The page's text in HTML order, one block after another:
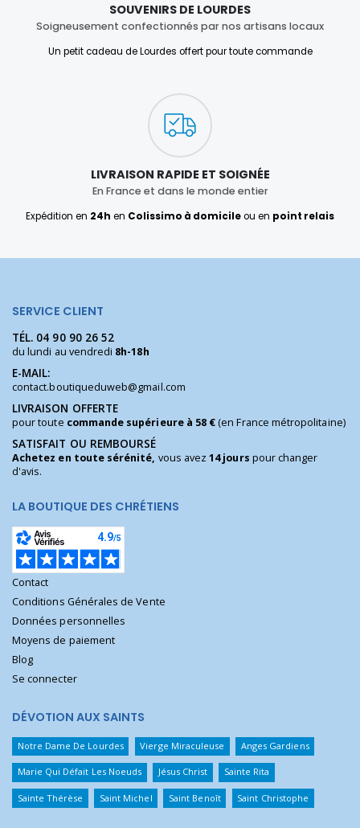
SOUVENIRS DE LOURDES
Soigneusement confectionnés par nos artisans locaux
Un petit cadeau de Lourdes offert pour toute commande
LIVRAISON RAPIDE ET SOIGNÉE
En France et dans le monde entier
Expédition en 24h en Colissimo à domicileou en point relais
SERVICE CLIENT
TÉL. 04 90 90 26 52
du lundi au vendredi 8h-18h
E-MAIL:
contact.boutiqueduweb@gmail.com
LIVRAISON OFFERTE
pour toute commande supérieure à 58 €(en France métropolitaine)
SATISFAIT OU REMBOURSÉ
Achetez en toute sérénité, vous avez14 jours pour changer
d'avis.
LA BOUTIQUE DES CHRÉTIENS
Contact
Conditions Générales de Vente
Données personnelles
Moyens de paiement
Blog
Se connecter
DÉVOTION AUX SAINTS
Notre Dame De Lourdes Vierge Miraculeuse Anges Gardiens
Marie Qui Défait Les Noeuds Jésus Christ Sainte Rita
Sainte Thérèse Saint Michel Saint Benoît Saint Christophe